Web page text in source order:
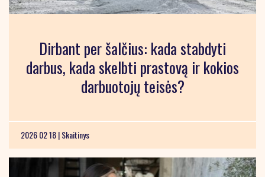
Dirbant per šalčius: kada stabdyti
darbus, kada skelbti prastovą ir kokios
darbuotojų teisės?
2026 02 18 |Skaitinys